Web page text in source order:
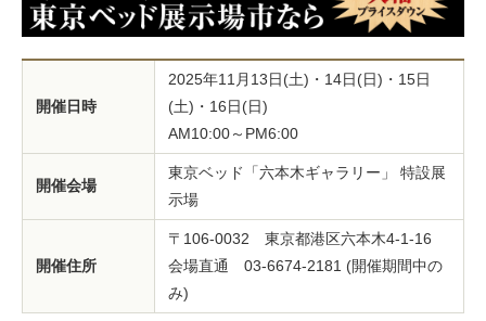
開催日時
2025年11月13日(土)・14日(日)・15日
(土)・16日(日)
AM10:00～PM6:00
開催会場
東京ベッド「六本木ギャラリー」 特設展
示場
開催住所
〒106-0032 東京都港区六本木4-1-16
会場直通 03-6674-2181 (開催期間中の
み)